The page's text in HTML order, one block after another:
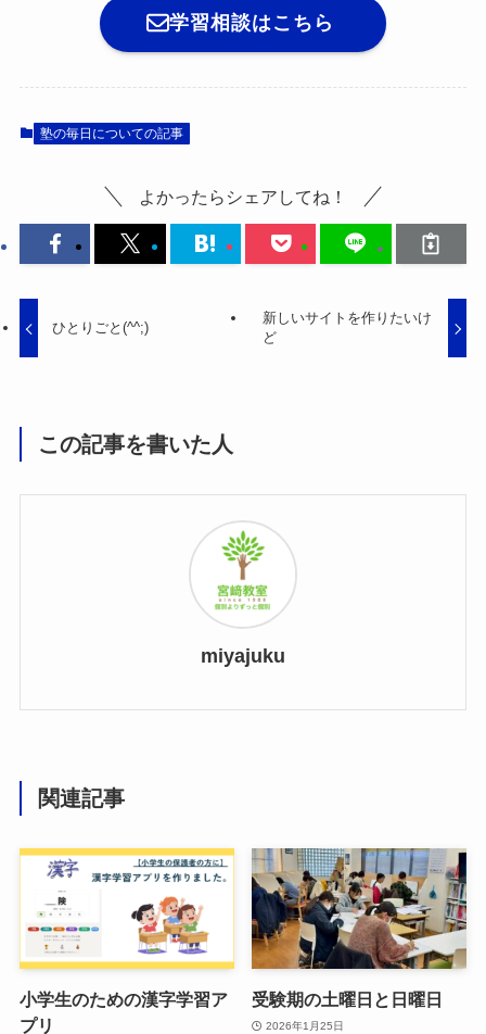
学習相談はこちら
塾の毎日についての記事
よかったらシェアしてね！
ひとりごと(^^;)
新しいサイトを作りたいけ
ど
この記事を書いた人
miyajuku
関連記事
小学生のための漢字学習ア
プリ
受験期の土曜日と日曜日
2026年1月25日